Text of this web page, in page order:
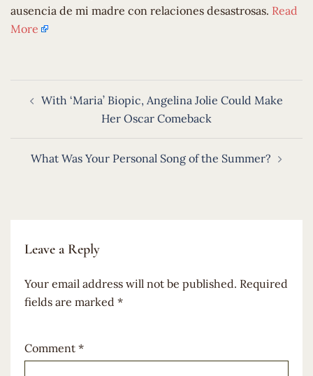
ausencia de mi madre con relaciones desastrosas. Read
More
navigation
With ‘Maria’ Biopic, Angelina Jolie Could Make
Her Oscar Comeback
What Was Your Personal Song of the Summer?
Leave a Reply
Your email address will not be published. Required
fields are marked *
Comment *